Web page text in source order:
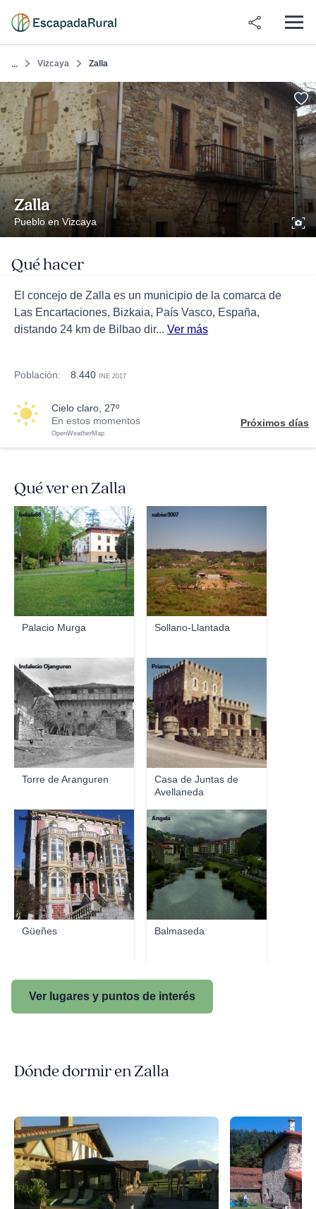
... Vizcaya Zalla
Zalla
Pueblo en Vizcaya
Qué hacer
El concejo de Zalla es un municipio de la comarca de
Las Encartaciones, Bizkaia, País Vasco, España,
distando 24 km de Bilbao dir... Ver más
Población: 8.440 INE 2017
cielo claro, 27º
En estos momentos
OpenWeatherMap
Próximos días
Qué ver en Zalla
Palacio Murga
bekele68
Sollano-Llantada
xabier3007
Torre de Aranguren
Indalecio Ojanguren
Casa de Juntas de
Avellaneda
Príamo
Güeñes
bekele68
Balmaseda
Angela
Ver lugares y puntos de interés
Dónde dormir en Zalla